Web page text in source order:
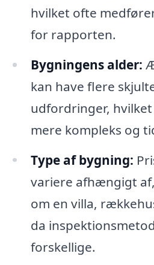
hvilket ofte
for rapporten.
Bygningens alder:
kan have flere
udfordringer,
mere kompleks og
Type af bygning:
variere afhængigt
om en villa,
da
forskellige.